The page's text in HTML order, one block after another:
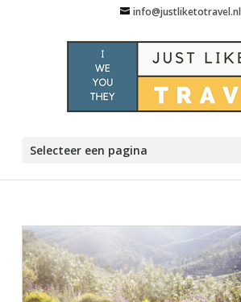
info@justliketotravel.nl
Selecteer een pagina